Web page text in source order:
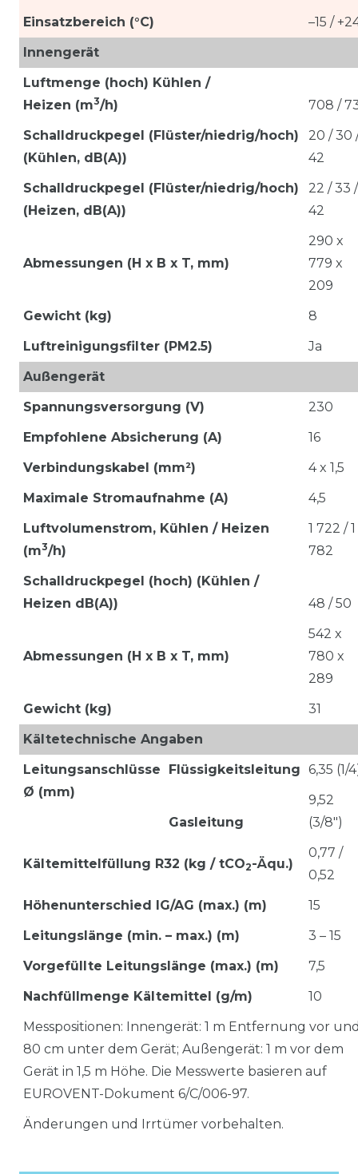
Einsatzbereich (°C)
–15 /
Innengerät
Luftmenge (hoch) Kühlen /
Heizen (m3/h)
708 /
Schalldruckpegel (Flüster/niedrig/hoch)
(Kühlen, dB(A))
20 / 30
42
Schalldruckpegel (Flüster/niedrig/hoch)
(Heizen, dB(A))
22 / 33 /
42
Abmessungen (H x B x T, mm)
290 x
779 x
209
Gewicht (kg)
8
Luftreinigungsfilter (PM2.5)
Ja
Außengerät
Spannungsversorgung (V)
230
Empfohlene Absicherung (A)
16
Verbindungskabel (mm²)
4 x 1,5
Maximale Stromaufnahme (A)
4,5
Luftvolumenstrom, Kühlen / Heizen
(m3/h)
1 722 / 1
782
Schalldruckpegel (hoch) (Kühlen /
Heizen dB(A))
48 / 50
Abmessungen (H x B x T, mm)
542 x
780 x
289
Gewicht (kg)
31
Kältetechnische Angaben
Leitungsanschlüsse
Ø (mm)
Flüssigkeitsleitung 6,35 (1/
Gasleitung
9,52
(3/8")
Kältemittelfüllung R32 (kg / tCO2-Äqu.)
0,77 /
0,52
Höhenunterschied IG/AG (max.) (m)
15
Leitungslänge (min. – max.) (m)
3 – 15
Vorgefüllte Leitungslänge (max.) (m)
7,5
Nachfüllmenge Kältemittel (g/m)
10
Messpositionen: Innengerät: 1 m Entfernung vor
80 cm unter dem Gerät; Außengerät: 1 m vor dem
Gerät in 1,5 m Höhe. Die Messwerte basieren auf
EUROVENT-Dokument 6/C/006-97.
Änderungen und Irrtümer vorbehalten.